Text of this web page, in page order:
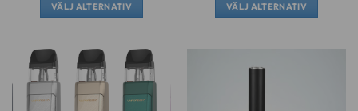
VÄLJ ALTERNATIV
produkten
har
flera
VÄLJ ALTERNATIV